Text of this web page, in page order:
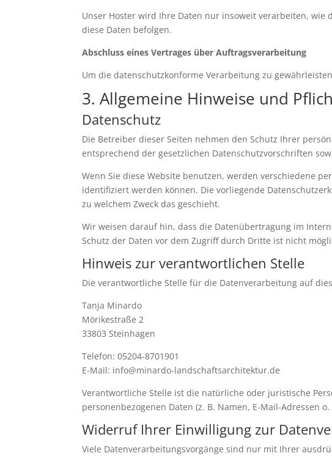
Unser Hoster wird Ihre Daten nur insoweit verarbeiten,
diese Daten befolgen.
Abschluss eines Vertrages über Auftragsverarbeitung
Um die datenschutzkonforme Verarbeitung zu
3. Allgemeine Hinweise und
Datenschutz
Die Betreiber dieser Seiten nehmen den Schutz Ihrer
entsprechend der gesetzlichen Datenschutzvorschriften
Wenn Sie diese Website benutzen, werden verschiedene
identifiziert werden können. Die vorliegende
zu welchem Zweck das geschieht.
Wir weisen darauf hin, dass die Datenübertragung im
Schutz der Daten vor dem Zugriff durch Dritte ist nicht
Hinweis zur verantwortlichen Stelle
Die verantwortliche Stelle für die Datenverarbeitung auf
Tanja Minardo
Mörikestraße 2
33803 Steinhagen
Telefon: 05204-8701901
E-Mail: info@minardo-landschaftsarchitektur.de
Verantwortliche Stelle ist die natürliche oder juristische
personenbezogenen Daten (z. B. Namen, E-Mail-Adressen
Widerruf Ihrer Einwilligung zur
Viele Datenverarbeitungsvorgänge sind nur mit Ihrer